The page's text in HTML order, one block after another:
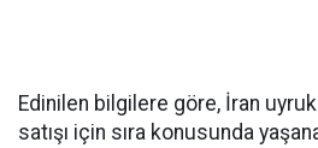
Edinilen bilgilere göre, İran
satışı için sıra konusunda